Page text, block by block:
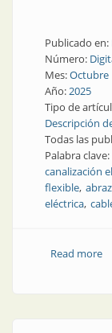
Publicado en:
Número:
Mes:Octubre
Año:2025
Tipo de
Descripción
Todas las
Palabra clave:
canalización
flexible
eléctrica
Read more